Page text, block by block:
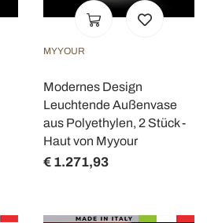
MYYOUR
Modernes Design
Leuchtende Außenvase
aus Polyethylen, 2 Stück -
Haut von Myyour
€ 1.271,93